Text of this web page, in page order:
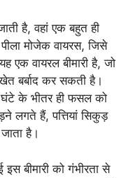
है, वहां एक बहुत ही
मोजेक वायरस, जिसे
एक वायरल बीमारी है, जो
बर्बाद कर सकती है।
घंटे के भीतर ही फसल को
लगते हैं, पत्तियां सिकुड़
है।
बीमारी को गंभीरता से